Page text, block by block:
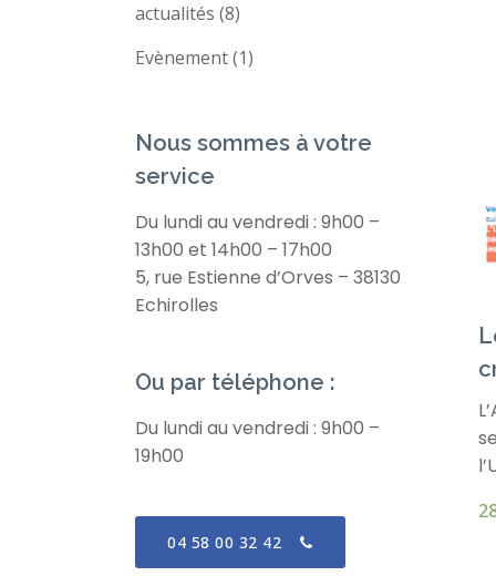
actualités (8)
Evènement(1)
Nous sommes à votre
service
Du lundi au vendredi : 9h00 –
13h00 et 14h00 – 17h00
5, rue Estienne d’Orves – 38130
Echirolles
Ou par téléphone :
Du lundi au vendredi : 9h00 –
19h00
04 58 00 32 42